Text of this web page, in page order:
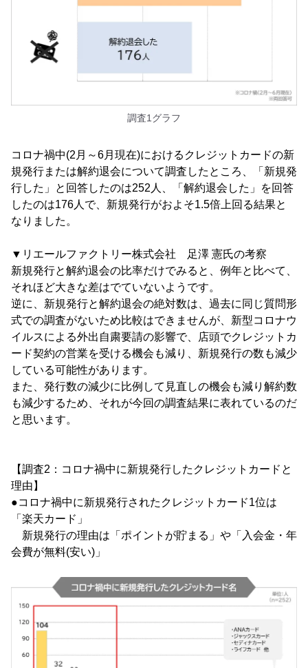
調査1グラフ
コロナ禍中(2月～6月現在)におけるクレジットカードの新
規発行または解約退会について調査したところ、「新規発
行した」と回答したのは252人、「解約退会した」を回答
したのは176人で、新規発行がおよそ1.5倍上回る結果と
なりました。
▼リエールファクトリー株式会社 足澤 憲氏の考察
新規発行と解約退会の比率だけでみると、例年と比べて、
それほど大きな差はでていないようです。
逆に、新規発行と解約退会の絶対数は、過去に同じ質問形
式での調査がないため比較はできませんが、新型コロナウ
イルスによる外出自粛要請の影響で、店頭でクレジットカ
ード契約の営業を受ける機会も減り、新規発行の数も減少
している可能性があります。
また、発行数の減少に比例して見直しの機会も減り解約数
も減少するため、それが今回の調査結果に表れているのだ
と思います。
【調査2：コロナ禍中に新規発行したクレジットカードと
理由】
●コロナ禍中に新規発行されたクレジットカード1位は
「楽天カード」
新規発行の理由は「ポイントが貯まる」や「入会金・年
会費が無料(安い)」